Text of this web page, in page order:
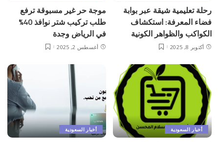
رحلة تعليمية شيقة عبر بوابة
فضاء المعرفة: استكشاف
الكواكب والظواهر الكونية
أكتوبر 8, 2025
موجة حر غير مسبوقة ترفع
طلب تركيب شتر نوافذ 40%
في الرياض وجدة
أغسطس 2, 2025
أخبار السعودية أخبار السعودية